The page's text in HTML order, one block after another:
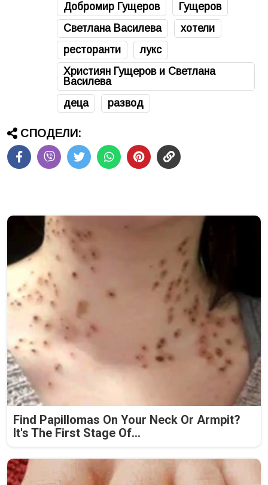
Добромир Гущеров
Гущеров
Светлана Василева
хотели
ресторанти
лукс
Християн Гущеров и Светлана
Василева
деца
развод
СПОДЕЛИ:
Find Papillomas On Your Neck Or Armpit?
It's The First Stage Of...